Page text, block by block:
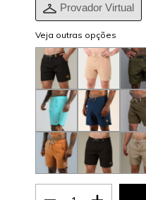
Provador Virtual
Veja outras opções